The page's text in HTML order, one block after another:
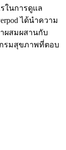
ในการดูแล
ได้นำความ
ผสมผสานกับ
กรมสุขภาพที่ตอบ